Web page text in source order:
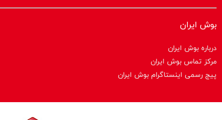
بوش ایران
درباره بوش ایران
مرکز تماس بوش ایران
پیج رسمی اینستاگرام بوش ایران